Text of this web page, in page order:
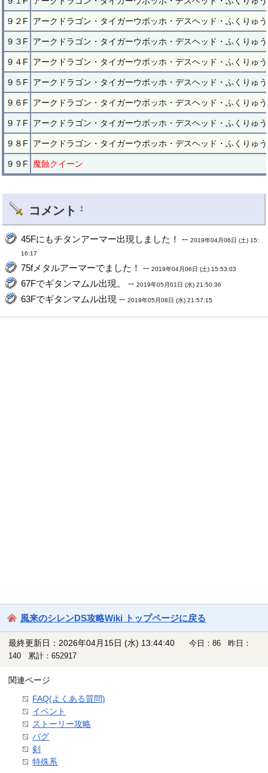
９２F アークドラゴン・タイガーウボッホ・デスヘッド・ふくりゅ
９３F アークドラゴン・タイガーウボッホ・デスヘッド・ふくりゅ
９４F アークドラゴン・タイガーウボッホ・デスヘッド・ふくりゅ
９５F アークドラゴン・タイガーウボッホ・デスヘッド・ふくりゅ
９６F アークドラゴン・タイガーウボッホ・デスヘッド・ふくりゅ
９７F アークドラゴン・タイガーウボッホ・デスヘッド・ふくりゅ
９８F アークドラゴン・タイガーウボッホ・デスヘッド・ふくりゅ
９９F 魔蝕クイーン
コメント †
45Fにもチタンアーマー出現しました！ --2019年04月06日 (土) 15:
16:17
75fメタルアーマーでました！ --2019年04月06日 (土) 15:53:03
67Fでギタンマムル出現。 --2019年05月01日 (水) 21:50:36
63Fでギタンマムル出現 --2019年05月08日 (水) 21:57:15
風来のシレンDS攻略Wiki トップページに戻る
最終更新日：2026年04月15日 (水) 13:44:40
今日：86 昨日：
140 累計：652917
関連ページ
FAQ(よくある質問)
イベント
ストーリー攻略
バグ
剣
特殊系